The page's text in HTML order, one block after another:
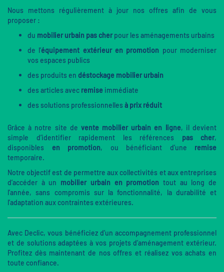
Nous mettons régulièrement à jour nos offres afin de vous
proposer :
du mobilier urbain pas cherpour les aménagements urbains
de l’équipement extérieur en promotion pour moderniser
vos espaces publics
des produits en déstockage mobilier urbain
des articles avec remise immédiate
des solutions professionnellesà prix réduit
Grâce à notre site de vente mobilier urbain en ligne, il devient
simple d’identifier rapidement les références pas cher,
disponibles en promotion, ou bénéficiant d’une remise
temporaire.
Notre objectif est de permettre aux collectivités et aux entreprises
d’accéder à un mobilier urbain en promotion tout au long de
l’année, sans compromis sur la fonctionnalité, la durabilité et
l’adaptation aux contraintes extérieures.
Avec Declic, vous bénéficiez d’un accompagnement professionnel
et de solutions adaptées à vos projets d’aménagement extérieur.
Profitez dès maintenant de nos offres et réalisez vos achats en
toute confiance.